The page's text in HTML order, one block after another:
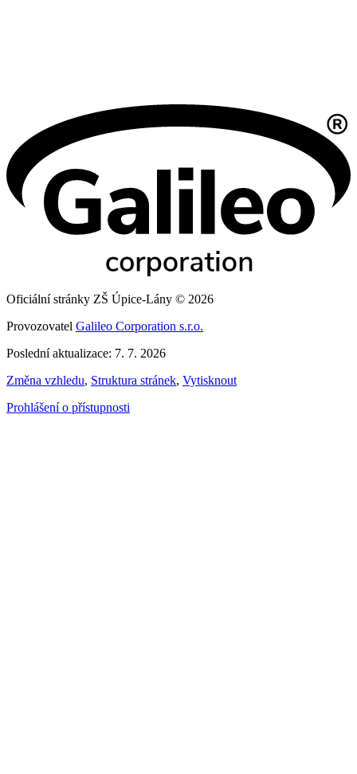
Oficiální stránky ZŠ Úpice-Lány © 2026
Provozovatel Galileo Corporation s.r.o.
Poslední aktualizace: 7. 7. 2026
Změna vzhledu, Struktura stránek, Vytisknout
Prohlášení o přístupnosti